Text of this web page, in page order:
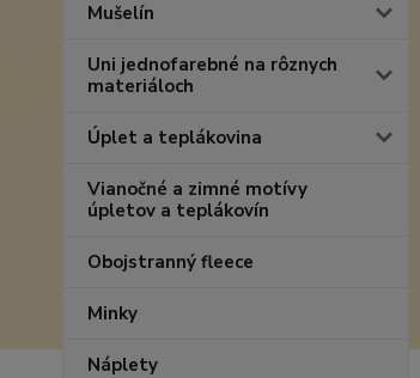
Mušelín
Uni jednofarebné na rôznych
materiáloch
Úplet a teplákovina
Vianočné a zimné motívy
úpletov a teplákovín
Obojstranný fleece
Minky
Náplety